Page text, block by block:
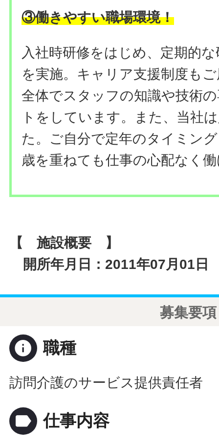
③働きやすい職場環境！
入社時研修をはじめ、定期的
を実施。キャリア支援制度も
全体でスタッフの知識や技術
トをしています。また、当社
た。ご自分で定年のタイミン
歳を重ねても仕事の心配なく
【 施設概要 】
開所年月日：2011年07月01日
募集要項
info 職種
訪問介護のサービス提供責任者
label 仕事内容